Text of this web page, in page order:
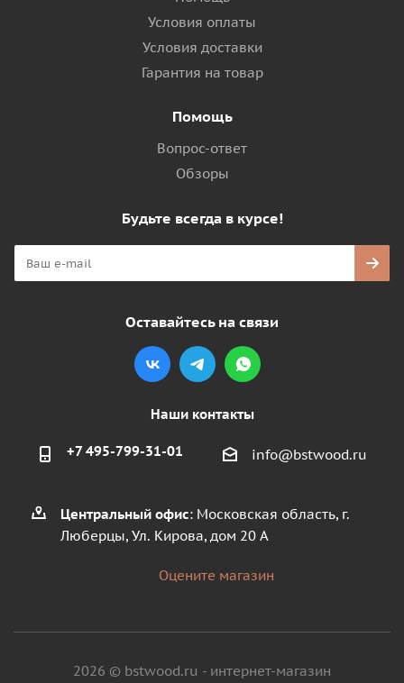
Условия оплаты
Условия доставки
Гарантия на товар
Помощь
Вопрос-ответ
Обзоры
Будьте всегда в курсе!
Оставайтесь на связи
Наши контакты
+7 495-799-31-01 info@bstwood.ru
Центральный офис: Московская область, г.
Люберцы, Ул. Кирова, дом 20 А
Оцените магазин
2026 © bstwood.ru - интернет-магазин